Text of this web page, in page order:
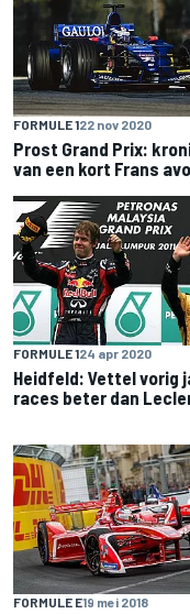
FORMULE 122 nov 2020
Prost Grand Prix:
van een kort Frans
FORMULE 124 apr 2020
Heidfeld: Vettel vorig
races beter dan
FORMULE E19 mei 2018